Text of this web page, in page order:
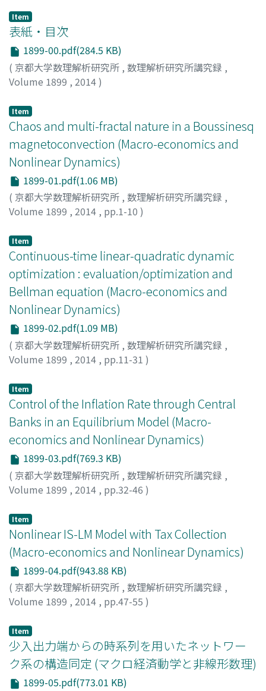
Item
表紙・目次
1899-00.pdf(284.5 KB)
( 京都大学数理解析研究所 , 数理解析研究所講究録 ,
Volume 1899 , 2014)
Item
Chaos and multi-fractal nature in a Boussinesq
magnetoconvection (Macro-economics and
Nonlinear Dynamics)
1899-01.pdf(1.06 MB)
( 京都大学数理解析研究所 , 数理解析研究所講究録 ,
Volume 1899 , 2014 , pp.1-10 )
Item
Continuous-time linear-quadratic dynamic
optimization : evaluation/optimization and
Bellman equation (Macro-economics and
Nonlinear Dynamics)
1899-02.pdf(1.09 MB)
( 京都大学数理解析研究所 , 数理解析研究所講究録 ,
Volume 1899 , 2014 , pp.11-31 )
Item
Control of the Inflation Rate through Central
Banks in an Equilibrium Model (Macro-
economics and Nonlinear Dynamics)
1899-03.pdf(769.3 KB)
( 京都大学数理解析研究所 , 数理解析研究所講究録 ,
Volume 1899 , 2014 , pp.32-46 )
Item
Nonlinear IS-LM Model with Tax Collection
(Macro-economics and Nonlinear Dynamics)
1899-04.pdf(943.88 KB)
( 京都大学数理解析研究所 , 数理解析研究所講究録 ,
Volume 1899 , 2014 , pp.47-55 )
Item
少入出力端からの時系列を用いたネットワー
ク系の構造同定 (マクロ経済動学と非線形数理)
1899-05.pdf(773.01 KB)